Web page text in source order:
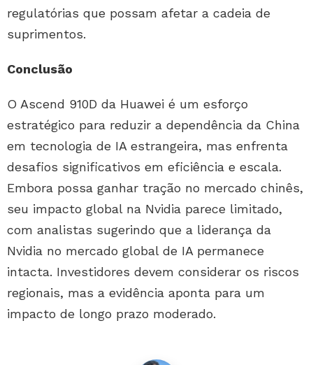
regulatórias que possam afetar a cadeia de
suprimentos.
Conclusão
O Ascend 910D da Huawei é um esforço
estratégico para reduzir a dependência da China
em tecnologia de IA estrangeira, mas enfrenta
desafios significativos em eficiência e escala.
Embora possa ganhar tração no mercado chinês,
seu impacto global na Nvidia parece limitado,
com analistas sugerindo que a liderança da
Nvidia no mercado global de IA permanece
intacta. Investidores devem considerar os riscos
regionais, mas a evidência aponta para um
impacto de longo prazo moderado.